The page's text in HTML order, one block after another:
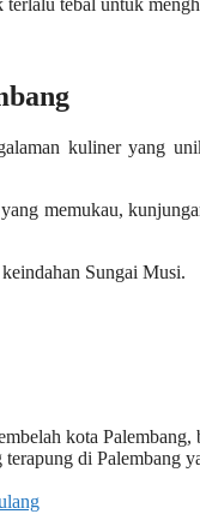
kuliner yang
memukau,
Sungai Musi.
kota
terapung di